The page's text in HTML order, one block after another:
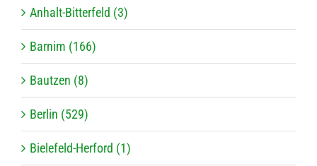
Anhalt-Bitterfeld (3)
Barnim (166)
Bautzen (8)
Berlin (529)
Bielefeld-Herford (1)